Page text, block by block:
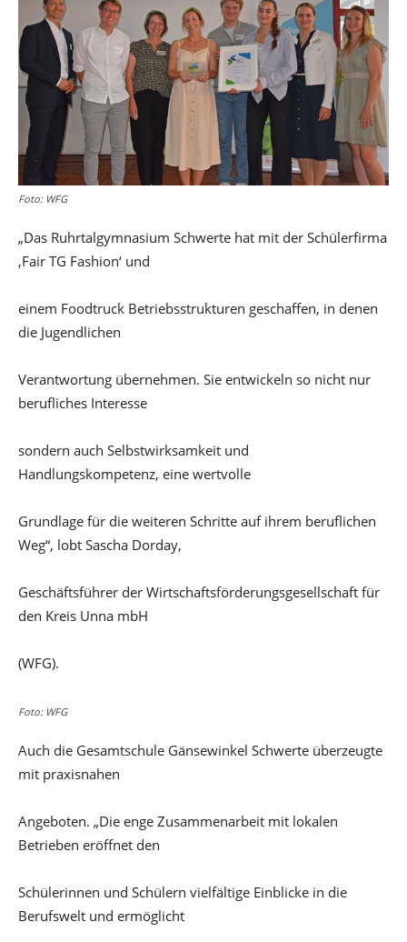
Foto: WFG
„Das Ruhrtalgymnasium Schwerte hat mit der Schülerfirma
‚Fair TG Fashion‘ und
einem Foodtruck Betriebsstrukturen geschaffen, in denen
die Jugendlichen
Verantwortung übernehmen. Sie entwickeln so nicht nur
berufliches Interesse
sondern auch Selbstwirksamkeit und
Handlungskompetenz, eine wertvolle
Grundlage für die weiteren Schritte auf ihrem beruflichen
Weg“, lobt Sascha Dorday,
Geschäftsführer der Wirtschaftsförderungsgesellschaft für
den Kreis Unna mbH
(WFG).
Foto: WFG
Auch die Gesamtschule Gänsewinkel Schwerte überzeugte
mit praxisnahen
Angeboten. „Die enge Zusammenarbeit mit lokalen
Betrieben eröffnet den
Schülerinnen und Schülern vielfältige Einblicke in die
Berufswelt und ermöglicht